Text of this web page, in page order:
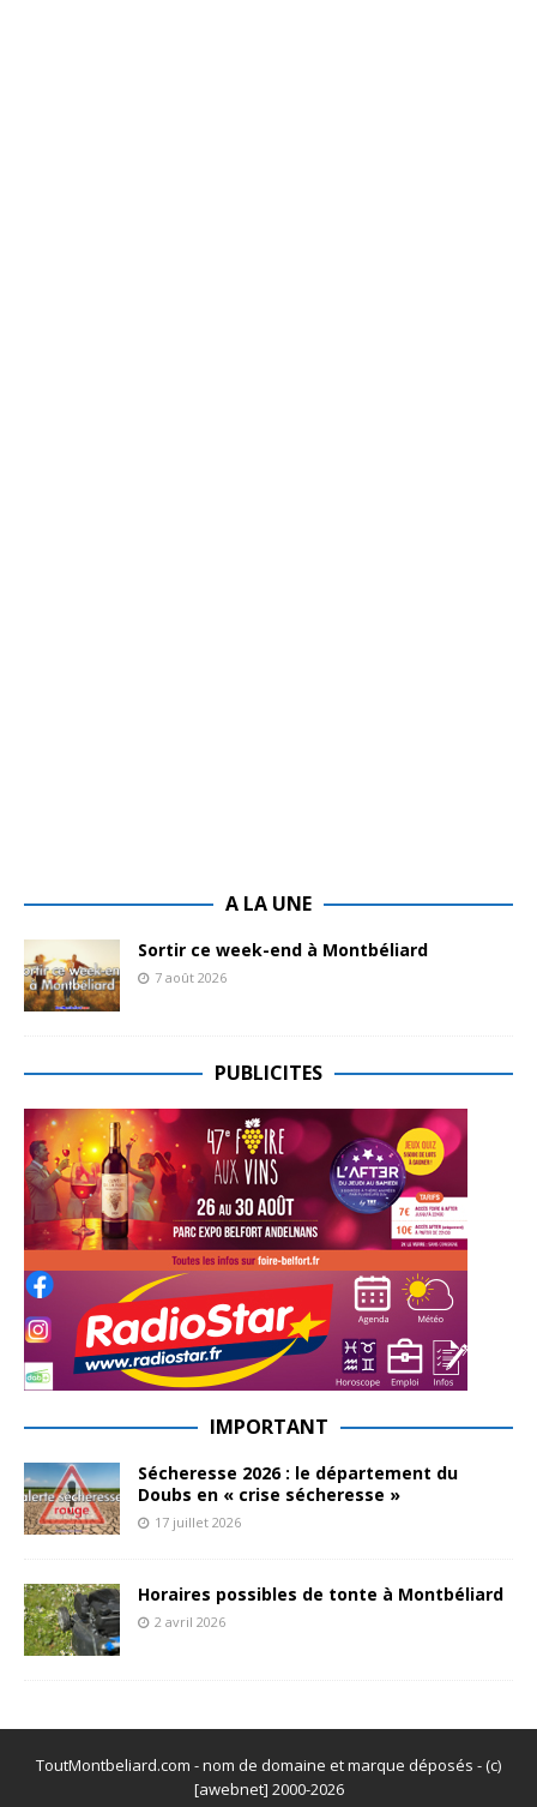
A LA UNE
Sortir ce week-end à Montbéliard
7 août 2026
PUBLICITES
IMPORTANT
Sécheresse 2026 : le département du
Doubs en « crise sécheresse »
17 juillet 2026
Horaires possibles de tonte à Montbéliard
2 avril 2026
ToutMontbeliard.com - nom de domaine et marque déposés - (c)
[awebnet] 2000-2026